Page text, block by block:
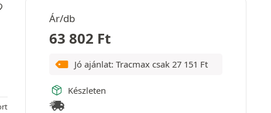
Ár/db
63 802 Ft
Jó ajánlat: Tracmax csak 27 151 Ft
Készleten